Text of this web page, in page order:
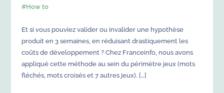
#How to
Et si vous pouviez valider ou invalider une hypothèse
produit en 3 semaines, en réduisant drastiquement les
coûts de développement ? Chez Franceinfo, nous avons
appliqué cette méthode au sein du périmètre jeux (mots
fléchés, mots croisés et 7 autres jeux). […]